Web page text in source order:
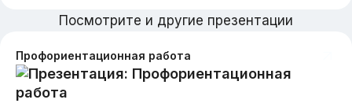
Посмотрите и другие презентации
Профориентационная работа